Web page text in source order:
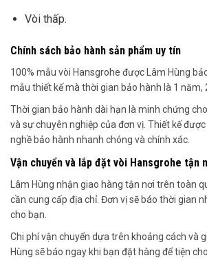
Vòi thấp.
Chính sách bảo hành sản phẩm uy tín
100% mẫu vòi Hansgrohe được Lâm Hùng
mẫu thiết kế mà thời gian bảo hành là 1 năm,
Thời gian bảo hành dài hạn là minh chứng
và sự chuyên nghiệp của đơn vị. Thiết kế
nghề bảo hành nhanh chóng và chính xác.
Vận chuyển và lắp đặt vòi Hansgrohe tận
Lâm Hùng nhận giao hàng tận nơi trên toàn
cần cung cấp địa chỉ. Đơn vị sẽ báo thời gian
cho bạn.
Chi phí vận chuyển dựa trên khoảng cách và
Hùng sẽ báo ngay khi bạn đặt hàng để tiện